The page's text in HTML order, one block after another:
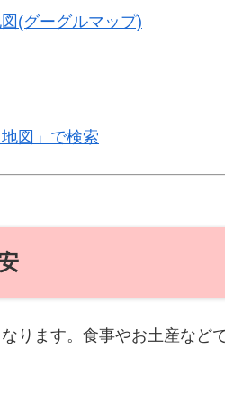
(グーグルマップ)
地図」で検索
ります。食事やお土産など